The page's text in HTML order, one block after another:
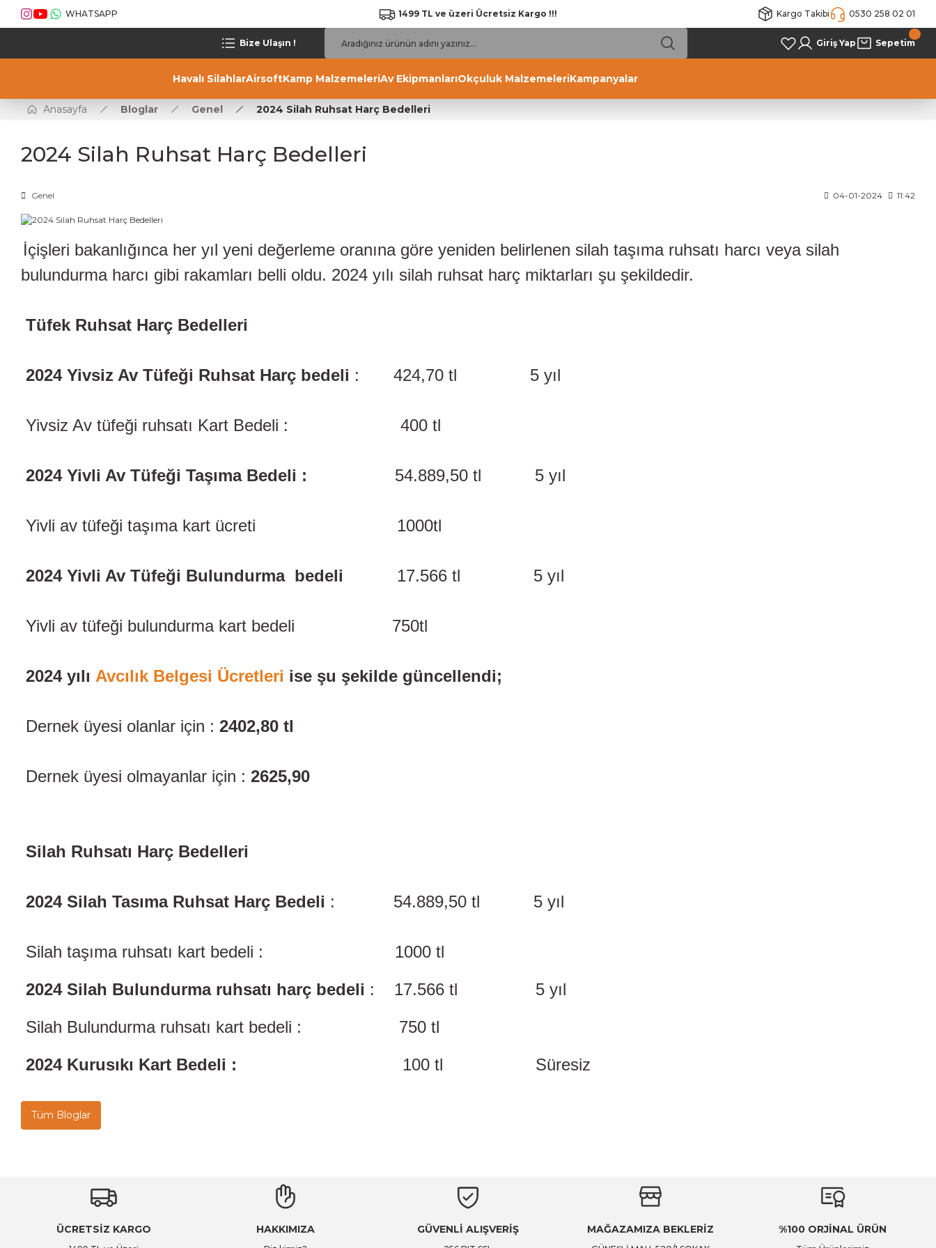
WHATSAPP 1499 TL ve üzeri Ücretsiz Kargo !!! Kargo Takibi 0530 258 02 01
Bize Ulaşın ! Giriş Yap Sepetim
Havalı SilahlarAirsoftKamp MalzemeleriAv EkipmanlarıOkçuluk MalzemeleriKampanyalar
Anasayfa Bloglar Genel 2024 Silah Ruhsat Harç Bedelleri
2024 Silah Ruhsat Harç Bedelleri
Genel 04-01-2024 11:42
İçişleri bakanlığınca her yıl yeni değerleme oranına göre yeniden belirlenen silah taşıma ruhsatı harcı veya silah
bulundurma harcı gibi rakamları belli oldu. 2024 yılı silah ruhsat harç miktarları şu şekildedir.
Tüfek Ruhsat Harç Bedelleri
2024 Yivsiz Av Tüfeği Ruhsat Harç bedeli : 424,70 tl 5 yıl
Yivsiz Av tüfeği ruhsatı Kart Bedeli : 400 tl
2024 Yivli Av Tüfeği Taşıma Bedeli : 54.889,50 tl 5 yıl
Yivli av tüfeği taşıma kart ücreti 1000tl
2024 Yivli Av Tüfeği Bulundurma bedeli 17.566 tl 5 yıl
Yivli av tüfeği bulundurma kart bedeli 750tl
2024 yılı Avcılık Belgesi Ücretleri ise şu şekilde güncellendi;
Dernek üyesi olanlar için : 2402,80 tl
Dernek üyesi olmayanlar için : 2625,90
Silah Ruhsatı Harç Bedelleri
2024 Silah Tasıma Ruhsat Harç Bedeli : 54.889,50 tl 5 yıl
Silah taşıma ruhsatı kart bedeli : 1000 tl
2024 Silah Bulundurma ruhsatı harç bedeli : 17.566 tl 5 yıl
Silah Bulundurma ruhsatı kart bedeli : 750 tl
2024 Kurusıkı Kart Bedeli : 100 tl Süresiz
Tüm Bloglar
ÜCRETSİZ KARGO HAKKIMIZA GÜVENLİ ALIŞVERİŞ MAĞAZAMIZA BEKLERİZ %100 ORJİNAL ÜRÜN